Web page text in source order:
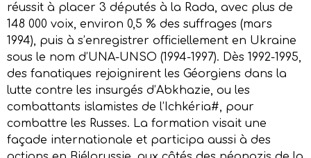
réussit à placer 3 députés à la Rada, avec plus de
148 000 voix, environ 0,5 % des suffrages (mars
1994), puis à s’enregistrer officiellement en Ukraine
sous le nom d’UNA-UNSO (1994-1997). Dès 1992-1995,
des fanatiques rejoignirent les Géorgiens dans la
lutte contre les insurgés d’Abkhazie, ou les
combattants islamistes de l’Ichkéria#, pour
combattre les Russes. La formation visait une
façade internationale et participa aussi à des